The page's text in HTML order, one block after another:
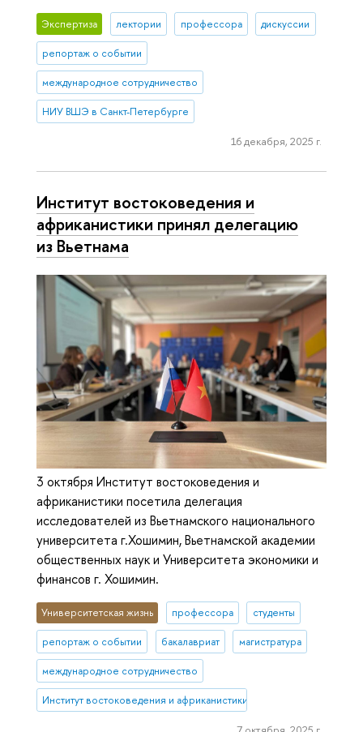
Экспертиза лектории профессора дискуссии
репортаж о событии
международное сотрудничество
НИУ ВШЭ в Санкт-Петербурге
16 декабря, 2025 г.
Институт востоковедения и
африканистики принял делегацию
из Вьетнама
3 октября Институт востоковедения и
африканистики посетила делегация
исследователей из Вьетнамского национального
университета г.Хошимин, Вьетнамской академии
общественных наук и Университета экономики и
финансов г. Хошимин.
Университетская жизнь профессора студенты
репортаж о событии бакалавриат магистратура
международное сотрудничество
Институт востоковедения и африканистики